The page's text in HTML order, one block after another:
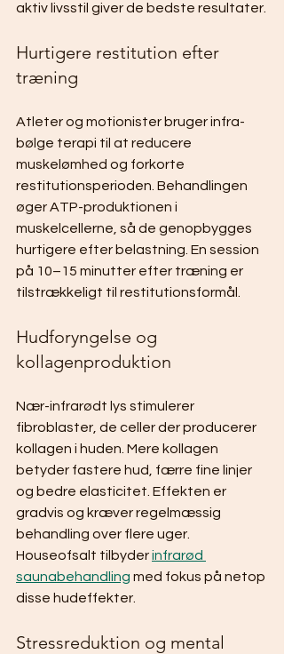
aktiv livsstil giver de bedste resultater.
Hurtigere restitution efter
træning
Atleter og motionister bruger infra-
bølge terapi til at reducere
muskelømhed og forkorte
restitutionsperioden. Behandlingen
øger ATP-produktionen i
muskelcellerne, så de genopbygges
hurtigere efter belastning. En session
på 10–15 minutter efter træning er
tilstrækkeligt til restitutionsformål.
Hudforyngelse og
kollagenproduktion
Nær-infrarødt lys stimulerer
fibroblaster, de celler der producerer
kollagen i huden. Mere kollagen
betyder fastere hud, færre fine linjer
og bedre elasticitet. Effekten er
gradvis og kræver regelmæssig
behandling over flere uger.
Houseofsalt tilbyder infrarød
saunabehandling med fokus på netop
disse hudeffekter.
Stressreduktion og mental